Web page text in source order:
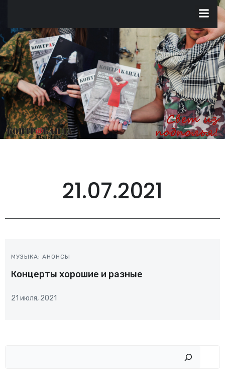
содержимому
21.07.2021
МУЗЫКА: АНОНСЫ
Концерты хорошие и разные
21 июля, 2021